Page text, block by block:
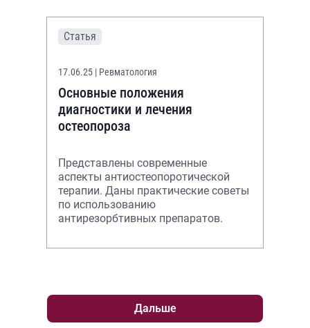
Статья
17.06.25 | Ревматология
Основные положения
диагностики и лечения
остеопороза
Представлены современные
аспекты антиостеопоротической
терапии. Даны практические советы
по использованию
антирезорбтивных препаратов.
Дальше